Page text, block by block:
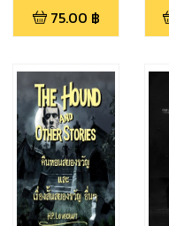
75.00 ฿